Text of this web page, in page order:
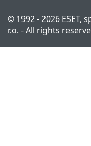
© 1992 - 2026 ESET,
r.o. - All rights